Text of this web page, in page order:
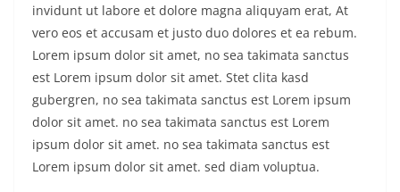
invidunt ut labore et dolore magna aliquyam erat, At
vero eos et accusam et justo duo dolores et ea rebum.
Lorem ipsum dolor sit amet, no sea takimata sanctus
est Lorem ipsum dolor sit amet. Stet clita kasd
gubergren, no sea takimata sanctus est Lorem ipsum
dolor sit amet. no sea takimata sanctus est Lorem
ipsum dolor sit amet. no sea takimata sanctus est
Lorem ipsum dolor sit amet. sed diam voluptua.